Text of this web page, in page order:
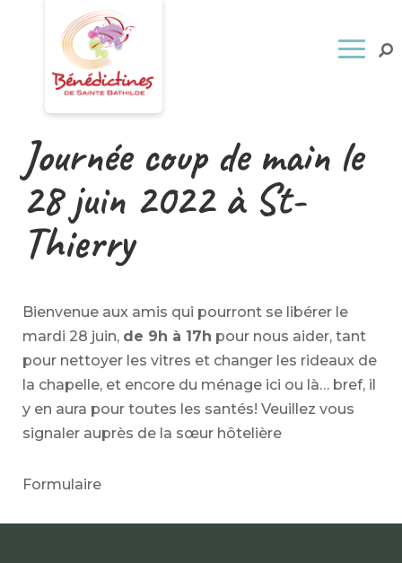
Journée coup de main le
28 juin 2022 à St-
Thierry
Bienvenue aux amis qui pourront se libérer le
mardi 28 juin, de 9h à 17h pour nous aider, tant
pour nettoyer les vitres et changer les rideaux de
la chapelle, et encore du ménage ici ou là… bref, il
y en aura pour toutes les santés! Veuillez vous
signaler auprès de la sœur hôtelière
Formulaire